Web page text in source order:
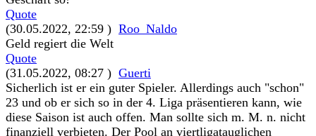
Quote
(30.05.2022, 22:59 ) Roo_Naldo
Geld regiert die Welt
Quote
(31.05.2022, 08:27 ) Guerti
Sicherlich ist er ein guter Spieler. Allerdings auch "schon"
23 und ob er sich so in der 4. Liga präsentieren kann, wie
diese Saison ist auch offen. Man sollte sich m. M. n. nicht
finanziell verbieten. Der Pool an viertligatauglichen